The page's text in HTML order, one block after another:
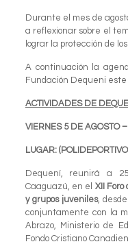
Durante el mes de
a reflexionar sobre el
lograr la protección de
A continuación la
Fundación Dequeni este
ACTIVIDADES DE
VIERNES 5 DE AGOSTO
LUGAR:
Dequení, reunirá a
Caaguazú, en el XII
y grupos juveniles,
conjuntamente con la
Abrazo, Ministerio de
Fondo Cristiano